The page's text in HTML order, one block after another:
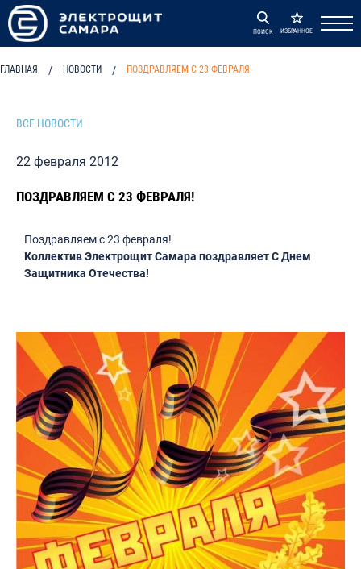
ПОИСК ИЗБРАННОЕ
ГЛАВНАЯ / НОВОСТИ / ПОЗДРАВЛЯЕМ С 23 ФЕВРАЛЯ!
ВСЕ НОВОСТИ
22 февраля 2012
ПОЗДРАВЛЯЕМ С 23 ФЕВРАЛЯ!
Поздравляем с 23 февраля!
Коллектив Электрощит Самара поздравляет С Днем
Защитника Отечества!